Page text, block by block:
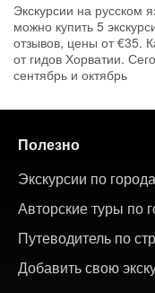
Экскурсии на русском
можно купить 5
отзывов, цены от €35.
от гидов Хорватии.
сентябрь и октябрь
Полезно
Экскурсии по
Авторские туры по
Путеводитель по
Добавить свою